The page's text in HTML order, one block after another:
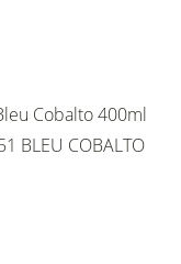
Cobalto 400ml
BLEU COBALTO